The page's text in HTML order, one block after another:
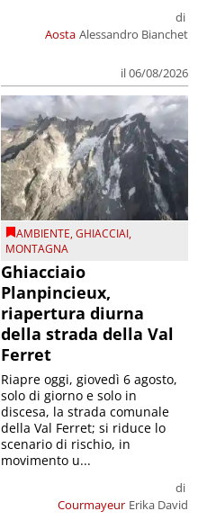
Aosta
di
Alessandro Bianchet
il 06/08/2026
AMBIENTE,GHIACCIAI,
MONTAGNA
Ghiacciaio
Planpincieux,
riapertura diurna
della strada della Val
Ferret
Courmayeur
di
Erika David
Riapre oggi, giovedì 6 agosto,
solo di giorno e solo in
discesa, la strada comunale
della Val Ferret; si riduce lo
scenario di rischio, in
movimento u...